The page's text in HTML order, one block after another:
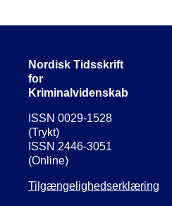
Nordisk Tidsskrift
for
Kriminalvidenskab
ISSN 0029-1528
(Trykt)
ISSN 2446-3051
(Online)
Tilgængelighedserklæring